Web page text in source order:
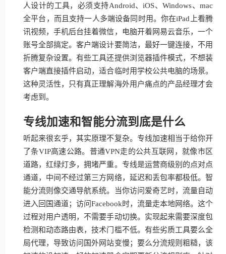
人设计的工具，必须支持Android、iOS、Windows、mac
全平台，而且支持一人多端设备同时用。你在iPad上看腾
讯视频，手机后台挂着微信，电脑开着网易云音乐，一个
账号全部搞定。客户端设计要简洁，最好一键连接，不用
折腾复杂设置。有些工具还提供浏览器插件模式，不想装
客户端直接插件启动，适合临时用学校公共电脑的场景。
这种灵活性，只有真正理解海外用户痛点的产品经理才会
考虑到。
专线加速和智能分流到底是什么
听起来很玄乎，其实原理不复杂。专线加速相当于给你开
了条VIP高速公路。普通VPN走的公共互联网，就像市区
道路，红绿灯多，拥堵严重。专线是运营商级别的点对点
通道，中间不经过第三方网络，延迟和丢包率都极低。智
能分流则像交通导航系统。当你访问爱奇艺时，流量自动
进入回国通道；访问Facebook时，流量走本地网络。这个
过程对用户透明，不需要手动切换。实现起来需要深度包
检测和动态路由表，技术门槛不低。有些劣质工具要么全
局代理，导致访问国外网站变慢；要么分流规则粗糙，该